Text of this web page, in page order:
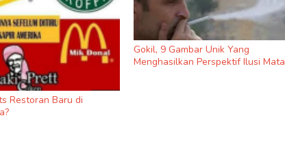
Restoran Baru di
Gokil, 9 Gambar Unik Yang
Menghasilkan Perspektif Ilusi Mata